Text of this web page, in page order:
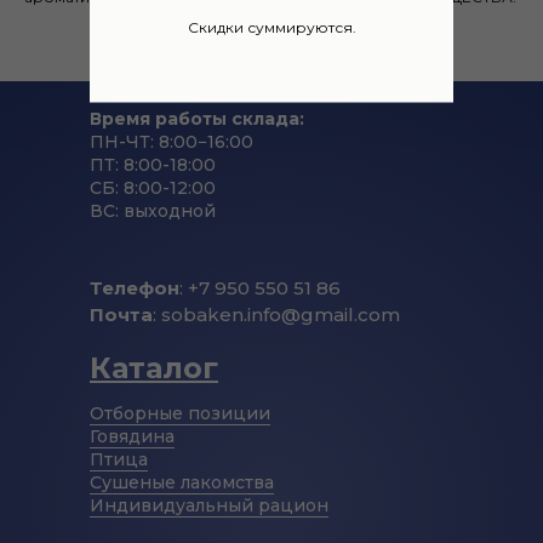
Скидки суммируются.
Время работы склада:
ПН-ЧТ: 8:00−16:00
ПТ: 8:00-18:00
СБ: 8:00-12:00
ВС: выходной
Каталог
Отборные позиции
Говядина
Птица
Сушеные лакомства
Индивидуальный рацион
Телефон: +7 950 550 51 86
Почта: sobaken.info@gmail.com